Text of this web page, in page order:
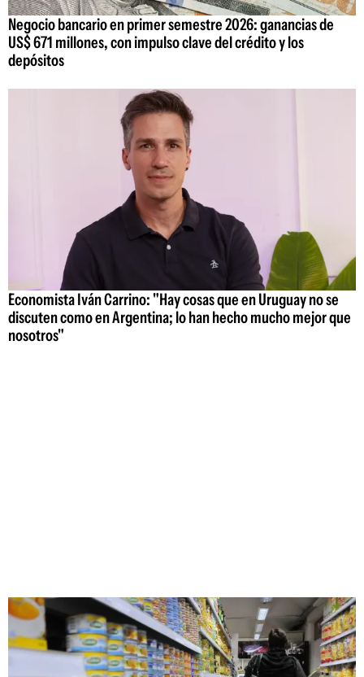
Negocio bancario en primer semestre 2026: ganancias de
US$ 671 millones, con impulso clave del crédito y los
depósitos
Economista Iván Carrino: "Hay cosas que en Uruguay no se
discuten como en Argentina; lo han hecho mucho mejor que
nosotros"